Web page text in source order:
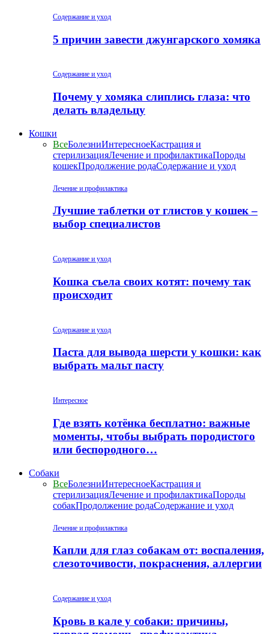
Содержание и уход
5 причин завести джунгарского хомяка
Содержание и уход
Почему у хомяка слиплись глаза: что
делать владельцу
Кошки
ВсеБолезниИнтересноеКастрация и
стерилизацияЛечение и профилактикаПороды
кошекПродолжение родаСодержание и уход
Лечение и профилактика
Лучшие таблетки от глистов у кошек –
выбор специалистов
Содержание и уход
Кошка съела своих котят: почему так
происходит
Содержание и уход
Паста для вывода шерсти у кошки: как
выбрать мальт пасту
Интересное
Где взять котёнка бесплатно: важные
моменты, чтобы выбрать породистого
или беспородного…
Собаки
ВсеБолезниИнтересноеКастрация и
стерилизацияЛечение и профилактикаПороды
собакПродолжение родаСодержание и уход
Лечение и профилактика
Капли для глаз собакам от: воспаления,
слезоточивости, покраснения, аллергии
Содержание и уход
Кровь в кале у собаки: причины,